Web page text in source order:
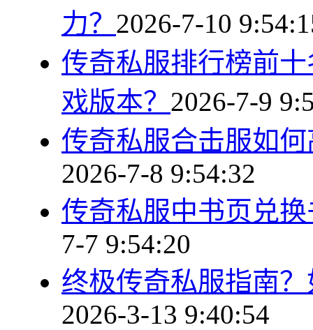
力？ 2026-7-10
传奇私服排行榜前
戏版本？ 2026-7-9
传奇私服合击服如
2026-7-8 9:54:32
传奇私服中书页兑
7-7 9:54:20
终极传奇私服指南
2026-3-13 9:40:54